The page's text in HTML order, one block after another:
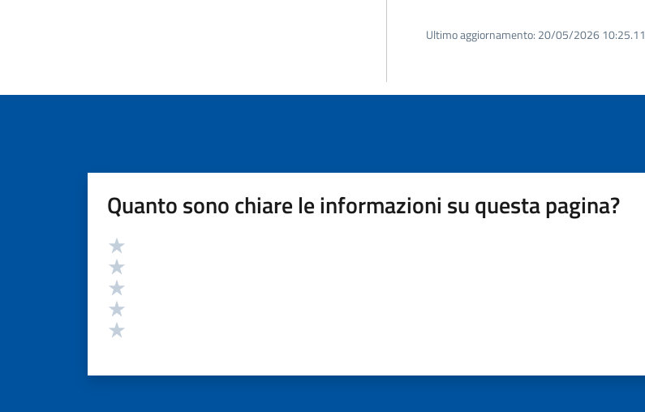
Ultimo aggiornamento: 20/05/2026 10:25.11
Quanto sono chiare le informazioni su questa pagina?
Valutazione